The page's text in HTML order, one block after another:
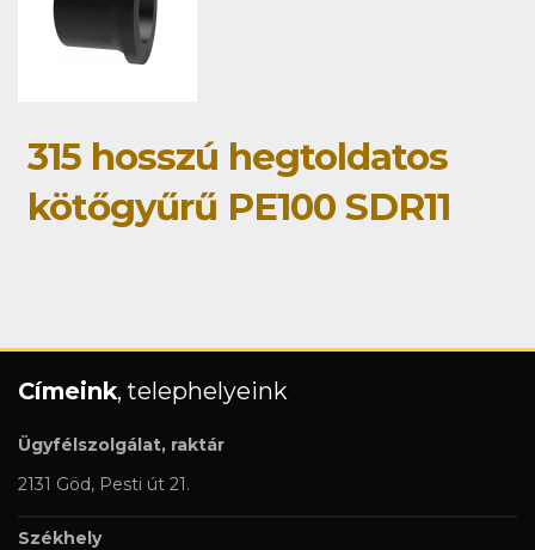
315 hosszú hegtoldatos
kötőgyűrű PE100 SDR11
Címeink, telephelyeink
Ügyfélszolgálat, raktár
2131 Göd, Pesti út 21.
Székhely